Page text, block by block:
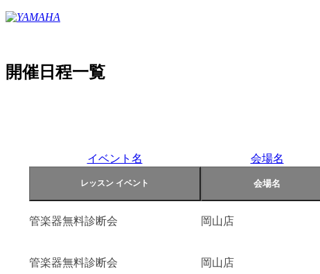
開催日程一覧
イベント名 会場名
管楽器無料診断会 岡山店
管楽器無料診断会 岡山店